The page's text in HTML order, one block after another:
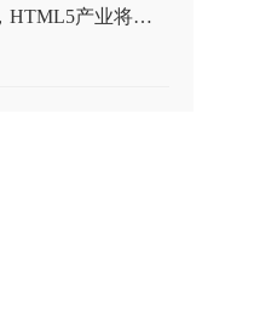
微信小程序来了，HTML5产业将迎大变革？